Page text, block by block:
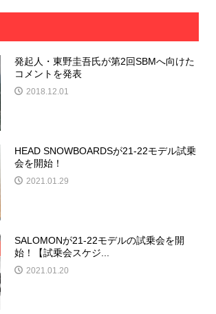
発起人・東野圭吾氏が第2回SBMへ向けた
コメントを発表
2018.12.01
HEAD SNOWBOARDSが21-22モデル試乗
会を開始！
2021.01.29
SALOMONが21-22モデルの試乗会を開
始！【試乗会スケジ...
2021.01.20